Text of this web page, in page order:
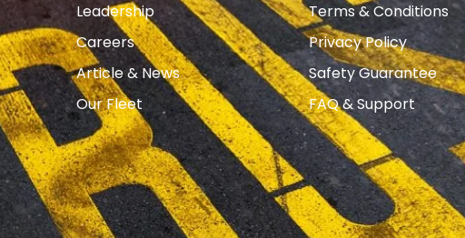
Leadership
Careers
Article & News
Our Fleet
Terms & Conditions
Privacy Policy
Safety Guarantee
FAQ & Support